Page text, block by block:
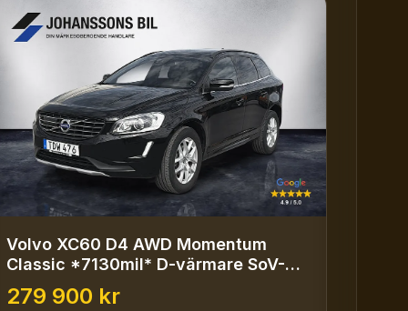
Volvo XC60 D4 AWD Momentum
Classic *7130mil* D-värmare SoV-
däck
279 900 kr